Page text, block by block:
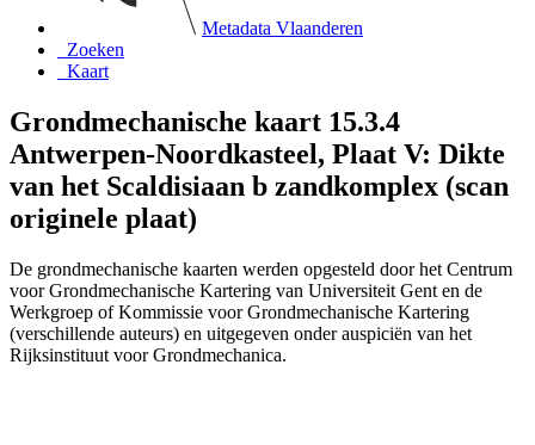
Metadata Vlaanderen
Zoeken
Kaart
Grondmechanische kaart 15.3.4
Antwerpen-Noordkasteel, Plaat V: Dikte
van het Scaldisiaan b zandkomplex (scan
originele plaat)
De grondmechanische kaarten werden opgesteld door het Centrum
voor Grondmechanische Kartering van Universiteit Gent en de
Werkgroep of Kommissie voor Grondmechanische Kartering
(verschillende auteurs) en uitgegeven onder auspiciën van het
Rijksinstituut voor Grondmechanica.